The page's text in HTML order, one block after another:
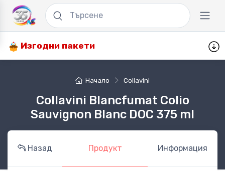
Изгодни пакети
Начало Collavini
Collavini Blancfumat Colio
Sauvignon Blanc DOC 375 ml
Назад Продукт Информация